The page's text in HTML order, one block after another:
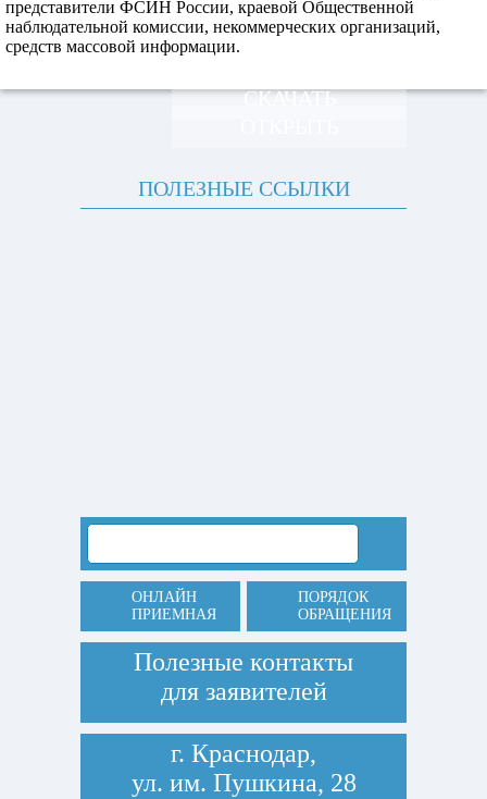
представители ФСИН России, краевой Общественной
наблюдательной комиссии, некоммерческих организаций,
средств массовой информации.
СКАЧАТЬ
ПОЛЕЗНЫЕ ССЫЛКИ
ОНЛАЙН
ПРИЕМНАЯ
ПОРЯДОК
ОБРАЩЕНИЯ
Полезные контакты
для заявителей
г. Краснодар,
ул. им. Пушкина, 28